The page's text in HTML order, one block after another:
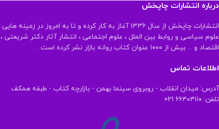
درباره انتشارات چاپخش
انتشارات چاپخش از سال ۱۳۳۶ آغاز به کار کرده و تا به امروز در زمینه هایی
علوم سیاسی و روابط بین الملل ، علوم اجتماعی ، انتشار آثار دکتر شریعتی ،
اقتصاد و ... بیش از ۱۰۰۰ عنوان کتاب روانه بازار نشر کرده است .
اطلاعات تماس
آدرس: میدان انقلاب - روبروی سینما بهمن - بازارچه کتاب - طبقه همکف
تلفن: ۶۶۴۰۴۱۱۰ 021